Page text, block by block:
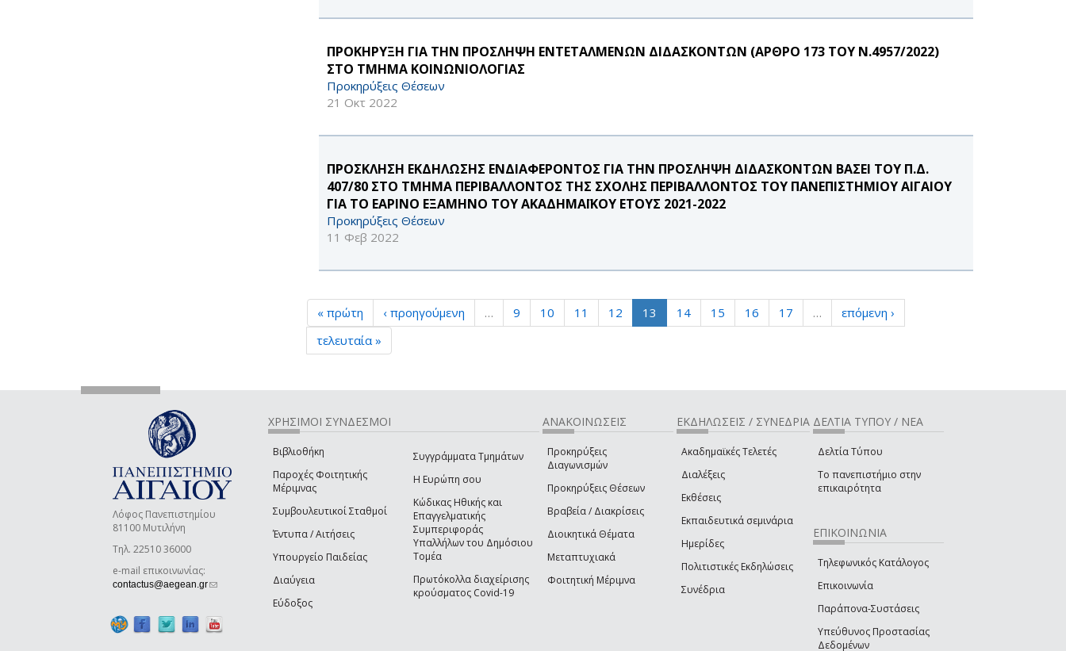
ΠΡΟΚΗΡΥΞΗ ΓΙΑ ΤΗΝ ΠΡΟΣΛΗΨΗ ΕΝΤΕΤΑΛΜΕΝΩΝ ΔΙΔΑΣΚΟΝΤΩΝ (ΑΡΘΡΟ 173 ΤΟΥ Ν.4957/2022)
ΣΤΟ ΤΜΗΜΑ ΚΟΙΝΩΝΙΟΛΟΓΙΑΣ
Προκηρύξεις Θέσεων
21 Οκτ 2022
ΠΡΟΣΚΛΗΣΗ ΕΚΔΗΛΩΣΗΣ ΕΝΔΙΑΦΕΡΟΝΤΟΣ ΓΙΑ ΤΗΝ ΠΡΟΣΛΗΨΗ ΔΙΔΑΣΚΟΝΤΩΝ ΒΑΣΕΙ ΤΟΥ Π.Δ.
407/80 ΣΤΟ ΤΜΗΜΑ ΠΕΡΙΒΑΛΛΟΝΤΟΣ ΤΗΣ ΣΧΟΛΗΣ ΠΕΡΙΒΑΛΛΟΝΤΟΣ ΤΟΥ ΠΑΝΕΠΙΣΤΗΜΙΟΥ ΑΙΓΑΙΟΥ
ΓΙΑ ΤΟ ΕΑΡΙΝΟ ΕΞΑΜΗΝΟ ΤΟΥ ΑΚΑΔΗΜΑΪΚΟΥ ΕΤΟΥΣ 2021-2022
Προκηρύξεις Θέσεων
11 Φεβ 2022
« πρώτη ‹ προηγούμενη … 9 10 11 12 13 14 15 16 17 …
επόμενη ›
τελευταία »
Λόφος Πανεπιστημίου
81100 Μυτιλήνη
Τηλ. 22510 36000
e-mail επικοινωνίας:
contactus@aegean.gr(link sends e-mail)
ΧΡΗΣΙΜΟΙ ΣΥΝΔΕΣΜΟΙ
Βιβλιοθήκη
Παροχές Φοιτητικής
Μέριμνας
Συμβουλευτικοί Σταθμοί
Έντυπα / Αιτήσεις
Υπουργείο Παιδείας
Διαύγεια
Εύδοξος
Συγγράμματα Τμημάτων
Η Ευρώπη σου
Κώδικας Ηθικής και
Επαγγελματικής
Συμπεριφοράς
Υπαλλήλων του Δημόσιου
Τομέα
Πρωτόκολλα διαχείρισης
κρούσματος Covid-19
ΑΝΑΚΟΙΝΩΣΕΙΣ
Προκηρύξεις
Διαγωνισμών
Προκηρύξεις Θέσεων
Βραβεία / Διακρίσεις
Διοικητικά Θέματα
Μεταπτυχιακά
Φοιτητική Μέριμνα
ΕΚΔΗΛΩΣΕΙΣ / ΣΥΝΕΔΡΙΑ
Ακαδημαϊκές Τελετές
Διαλέξεις
Εκθέσεις
Εκπαιδευτικά σεμινάρια
Ημερίδες
Πολιτιστικές Εκδηλώσεις
Συνέδρια
ΔΕΛΤΙΑ ΤΥΠΟΥ / ΝΕΑ
Δελτία Τύπου
Το πανεπιστήμιο στην
επικαιρότητα
ΕΠΙΚΟΙΝΩΝΙΑ
Τηλεφωνικός Κατάλογος
Επικοινωνία
Παράπονα-Συστάσεις
Υπεύθυνος Προστασίας
Δεδομένων